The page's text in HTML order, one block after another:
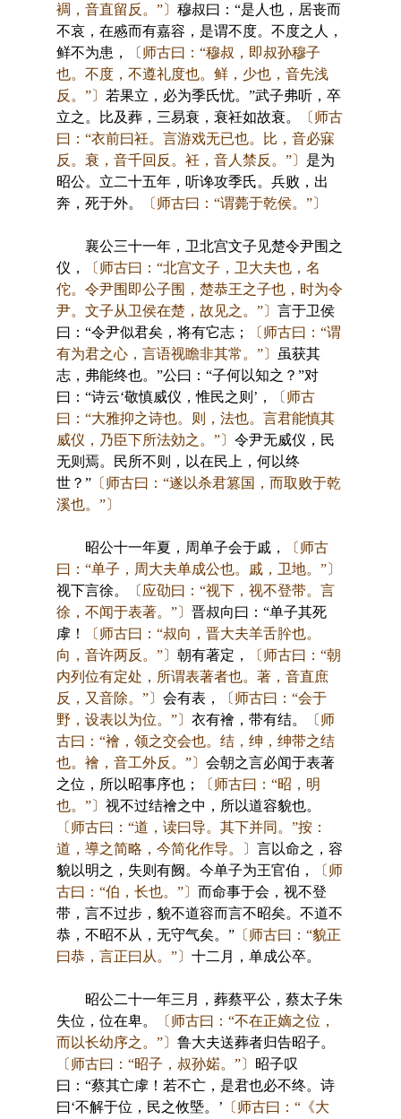
裯，音直留反。”〕 穆叔曰：“是人也，居丧而
不哀，在慼而有嘉容，是谓不度。不度之人，
鲜不为患，
〔师古曰：“穆叔，即叔孙穆子
也。不度，不遵礼度也。鲜，少也，音先浅
反。”〕 若果立，必为季氏忧。”武子弗听，卒
立之。比及葬，三易衰，衰衽如故衰。
〔师古
曰：“衣前曰衽。言游戏无已也。比，音必寐
反。衰，音千回反。衽，音人禁反。”〕 是为
昭公。立二十五年，听谗攻季氏。兵败，出
奔，死于外。
〔师古曰：“谓薨于乾侯。”〕
襄公三十一年，卫北宫文子见楚令尹围之
仪，
〔师古曰：“北宫文子，卫大夫也，名
佗。令尹围即公子围，楚恭王之子也，时为令
尹。文子从卫侯在楚，故见之。”〕 言于卫侯
曰：“令尹似君矣，将有它志；
〔师古曰：“谓
有为君之心，言语视瞻非其常。”〕
虽获其
志，弗能终也。”公曰：“子何以知之？”对
曰：“诗云‘敬慎威仪，惟民之则’，
〔师古
曰：“大雅抑之诗也。则，法也。言君能慎其
威仪，乃臣下所法効之。”〕 令尹无威仪，民
无则焉。民所不则，以在民上，何以终
世？”〔师古曰：“遂以杀君篡国，而取败于乾
溪也。”〕
昭公十一年夏，周单子会于戚，
〔师古
曰：“单子，周大夫单成公也。戚，卫地。”〕
视下言徐。
〔应劭曰：“视下，视不登带。言
徐，不闻于表著。”〕 晋叔向曰：“单子其死
虖！
〔师古曰：“叔向，晋大夫羊舌肸也。
向，音许两反。”〕 朝有著定，
〔师古曰：“朝
内列位有定处，所谓表著者也。著，音直庶
反，又音除。”〕 会有表，
〔师古曰：“会于
野，设表以为位。”〕 衣有襘，带有结。
〔师
古曰：“襘，领之交会也。结，绅，绅带之结
也。襘，音工外反。”〕 会朝之言必闻于表著
之位，所以昭事序也；
〔师古曰：“昭，明
也。”〕 视不过结襘之中，所以道容貌也。
〔师古曰：“道，读曰导。其下并同。”按：
道，導之简略，今简化作导。〕 言以命之，容
貌以明之，失则有阙。今单子为王官伯，
〔师
古曰：“伯，长也。”〕 而命事于会，视不登
带，言不过步，貌不道容而言不昭矣。不道不
恭，不昭不从，无守气矣。”〔师古曰：“貌正
曰恭，言正曰从。”〕 十二月，单成公卒。
昭公二十一年三月，葬蔡平公，蔡太子朱
失位，位在卑。
〔师古曰：“不在正嫡之位，
而以长幼序之。”〕 鲁大夫送葬者归告昭子。
〔师古曰：“昭子，叔孙婼。”〕 昭子叹
曰：“蔡其亡虖！若不亡，是君也必不终。诗
曰‘不解于位，民之攸塈。’ 〔师古曰：“《大